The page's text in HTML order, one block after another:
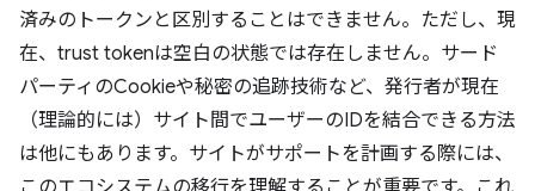
済みのトークンと区別することはできません。ただし、現
在、trust tokenは空白の状態では存在しません。サード
パーティのCookieや秘密の追跡技術など、発行者が現在
（理論的には）サイト間でユーザーのIDを結合できる方法
は他にもあります。サイトがサポートを計画する際には、